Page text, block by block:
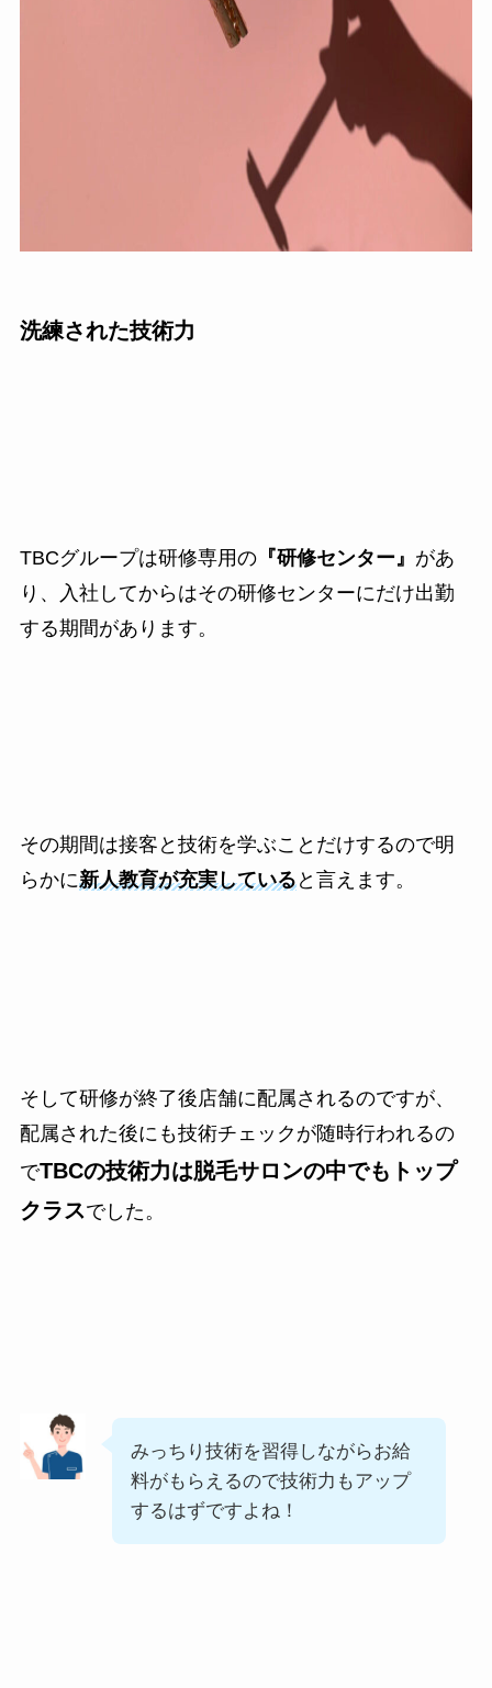
洗練された技術力
TBCグループは研修専用の『研修センター』 があ
り、入社してからはその研修センターにだけ出勤
する期間があります。
その期間は接客と技術を学ぶことだけするので明
らかに新人教育が充実していると言えます。
そして研修が終了後店舗に配属されるのですが、
配属された後にも技術チェックが随時行われるの
でTBCの技術力は脱毛サロンの中でもトップ
クラスでした。
みっちり技術を習得しながらお給
料がもらえるので技術力もアップ
するはずですよね！